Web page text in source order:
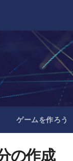
ゲームを作ろう
の作成